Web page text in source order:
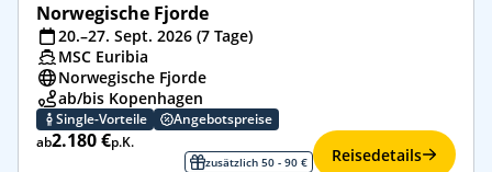
Norwegische Fjorde
20.–27. Sept. 2026 (7 Tage)
MSC Euribia
Norwegische Fjorde
ab/bis Kopenhagen
Single-Vorteile
Angebotspreise
ab2.180 €p.K.
zusätzlich 50 - 90 € Reisedetails